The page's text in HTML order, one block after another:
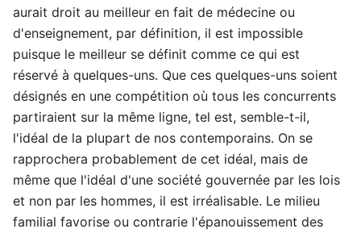
aurait droit au meilleur en fait de médecine ou
d'enseignement, par définition, il est impossible
puisque le meilleur se définit comme ce qui est
réservé à quelques-uns. Que ces quelques-uns soient
désignés en une compétition où tous les concurrents
partiraient sur la même ligne, tel est, semble-t-il,
l'idéal de la plupart de nos contemporains. On se
rapprochera probablement de cet idéal, mais de
même que l'idéal d'une société gouvernée par les lois
et non par les hommes, il est irréalisable. Le milieu
familial favorise ou contrarie l'épanouissement des